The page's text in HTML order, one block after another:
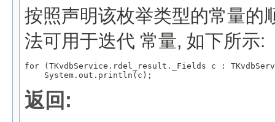
按照声明该枚举类型的常量的
法可用于迭代 常量, 如下所示:
for (TKvdbService.rdel_result._Fields c :
返回: